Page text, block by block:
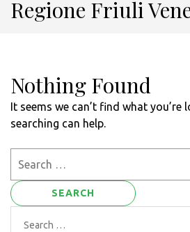
Regione Friuli
Nothing Found
It seems we can’t find what you’re
searching can help.
Search